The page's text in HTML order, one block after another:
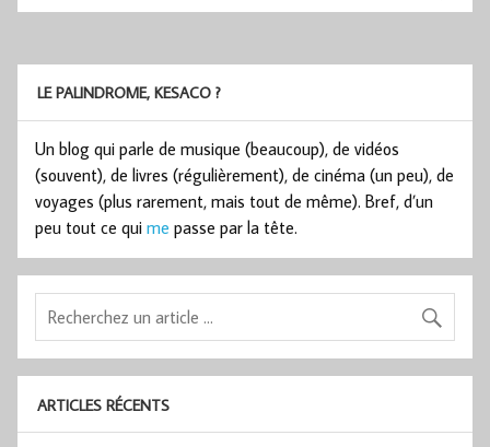
LE PALINDROME, KESACO ?
Un blog qui parle de musique (beaucoup), de vidéos
(souvent), de livres (régulièrement), de cinéma (un peu), de
voyages (plus rarement, mais tout de même). Bref, d’un
peu tout ce qui me passe par la tête.
ARTICLES RÉCENTS